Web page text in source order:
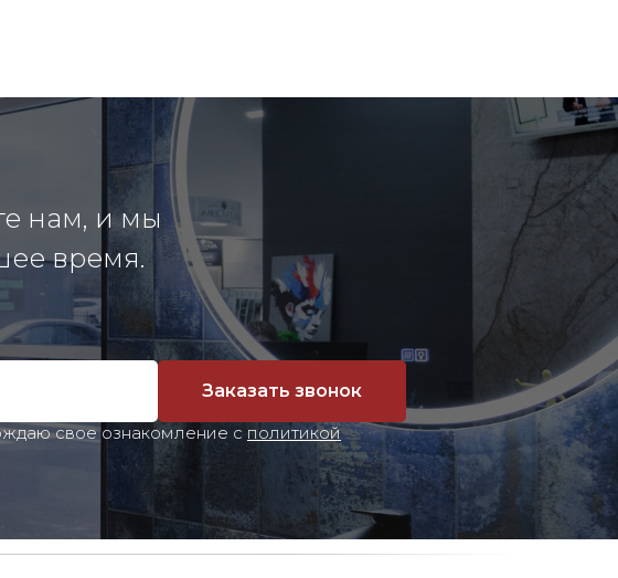
нам, и мы
время.
свое ознакомление с политикой
Заказать звонок